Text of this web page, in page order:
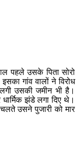
पहले उसके पिता सोरो
गांव वालों ने विरोध
उसकी जमीन भी है।
झंडे लगा दिए थे।
उसने पुजारी को मार